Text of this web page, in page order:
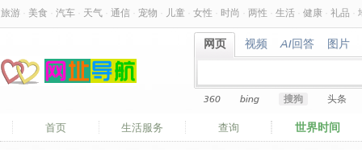
旅游 美食 汽车 天气 通信 宠物 儿童 女性 时尚 两性 生活 健康 礼品
网页
网页 视频
视频 AI回答
AI回答 图片
图片
360 bing 搜狗 头条
首页 生活服务 查询 世界时间